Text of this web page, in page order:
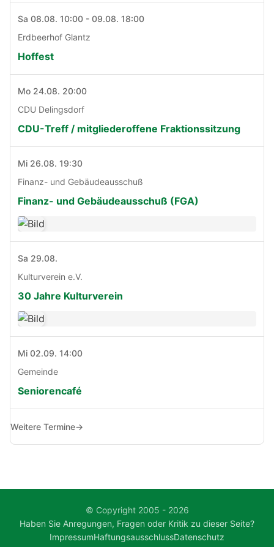
Sa 08.08. 10:00 - 09.08. 18:00
Erdbeerhof Glantz
Hoffest
Mo 24.08. 20:00
CDU Delingsdorf
CDU-Treff / mitgliederoffene Fraktionssitzung
Mi 26.08. 19:30
Finanz- und Gebäudeausschuß
Finanz- und Gebäudeausschuß (FGA)
Sa 29.08.
Kulturverein e.V.
30 Jahre Kulturverein
Mi 02.09. 14:00
Gemeinde
Seniorencafé
Weitere Termine→
© Copyright 2005 - 2026
Haben Sie Anregungen, Fragen oder Kritik zu dieser Seite?
ImpressumHaftungsausschlussDatenschutz